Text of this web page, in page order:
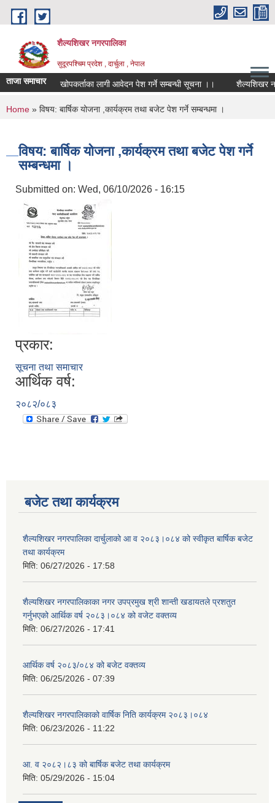
Skip to main content
शैल्यशिखर नगरपालिका
सुदूरपश्चिम प्रदेश , दार्चुला , नेपाल
ताजा समाचार खोपकर्ताका लागी आवेदन पेश गर्ने सम्बन्धी सूचना ।। शैल्यशिखर
You are here
Home » विषय: बार्षिक योजना ,कार्यक्रम तथा बजेट पेश गर्ने सम्बन्धमा ।
विषय: बार्षिक योजना ,कार्यक्रम तथा बजेट पेश गर्ने
सम्बन्धमा ।
Submitted on: Wed, 06/10/2026 - 16:15
प्रकार:
सूचना तथा समाचार
आर्थिक वर्ष:
२०८२/०८३
बजेट तथा कार्यक्रम
शैल्यशिखर नगरपालिका दार्चुलाको आ व २०८३।०८४ को स्वीकृत बार्षिक बजेट
तथा कार्यक्रम
मिति: 06/27/2026 - 17:58
शैल्यशिखर नगरपालिकाका नगर उपप्रमुख श्री शान्ती खडायतले प्रशतुत
गर्नुभएको आर्थिक वर्ष २०८३।०८४ को वजेट वक्तव्य
मिति: 06/27/2026 - 17:41
आर्थिक वर्ष २०८३/०८४ को बजेट वक्तव्य
मिति: 06/25/2026 - 07:39
शैल्यशिखर नगरपालिकाको वार्षिक निति कार्यक्रम २०८३।०८४
मिति: 06/23/2026 - 11:22
आ. व २०८२।८३ को बार्षिक बजेट तथा कार्यक्रम
मिति: 05/29/2026 - 15:04